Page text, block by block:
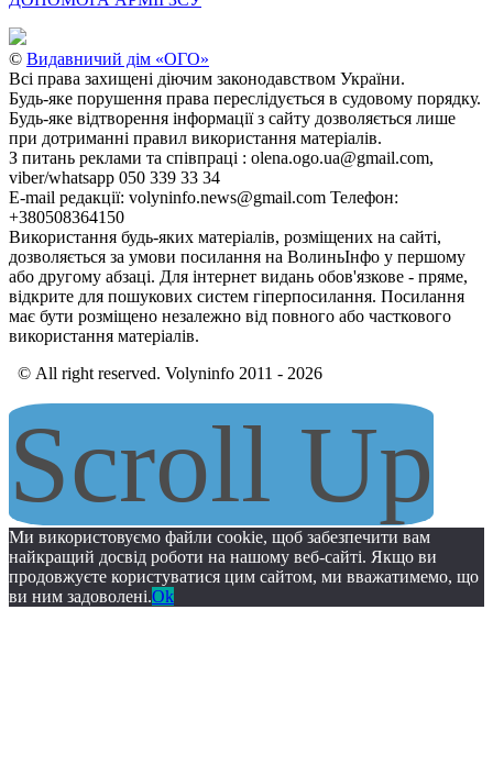
© Видавничий дім «ОГО»
Всі права захищені діючим законодавством України.
Будь-яке порушення права переслідується в судовому порядку.
Будь-яке відтворення інформації з сайту дозволяється лише
при дотриманні правил використання матеріалів.
З питань реклами та співпраці : olena.ogo.ua@gmail.com,
viber/whatsapp 050 339 33 34
E-mail редакції: volyninfo.news@gmail.com Телефон:
+380508364150
Використання будь-яких матеріалів, розміщених на сайті,
дозволяється за умови посилання на ВолиньІнфо у першому
або другому абзаці. Для інтернет видань обов'язкове - пряме,
відкрите для пошукових систем гіперпосилання. Посилання
має бути розміщено незалежно від повного або часткового
використання матеріалів.
© All right reserved. Volyninfo 2011 - 2026
Scroll Up
Ми використовуємо файли cookie, щоб забезпечити вам
найкращий досвід роботи на нашому веб-сайті. Якщо ви
продовжуєте користуватися цим сайтом, ми вважатимемо, що
ви ним задоволені.Ok